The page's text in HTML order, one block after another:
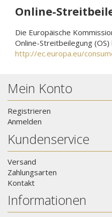
Online-
Die Europäische
Online-Streitbeilegung
http://ec.europa.eu/
Mein Konto
Registrieren
Anmelden
Kundenservice
Versand
Zahlungsarten
Kontakt
Informationen